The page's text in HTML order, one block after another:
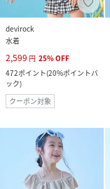
devirock
水着
2,599 円 25%OFF
472ポイント(20%ポイントバ
ック)
クーポン対象